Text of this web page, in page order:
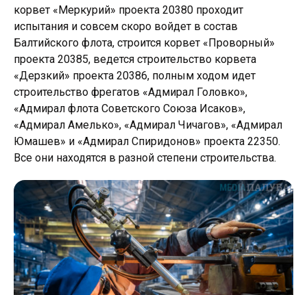
корвет «Меркурий» проекта 20380 проходит
испытания и совсем скоро войдет в состав
Балтийского флота, строится корвет «Проворный»
проекта 20385, ведется строительство корвета
«Дерзкий» проекта 20386, полным ходом идет
строительство фрегатов «Адмирал Головко»,
«Адмирал флота Советского Союза Исаков»,
«Адмирал Амелько», «Адмирал Чичагов», «Адмирал
Юмашев» и «Адмирал Спиридонов» проекта 22350.
Все они находятся в разной степени строительства.